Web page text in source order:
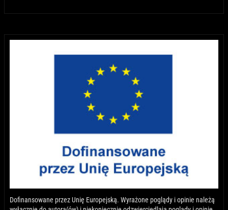
Dofinansowane przez Unię Europejską. Wyrażone poglądy i opinie należą